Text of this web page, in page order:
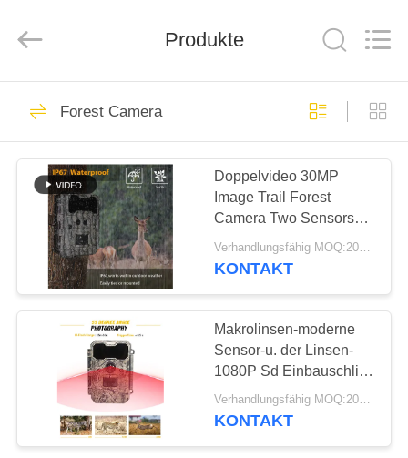
HAUSE
PRODUKTE
VIDEOS
ÜBER
WERKSBESICHTIGUNG
QUALITÄTSKONTROLLE
CO.,LTD.
Reserved.
HD-Jagd-Kameras
199
Infrarotjagdkamera
77
Produkte
Forest Camera
Doppelvideo 30MP
Image Trail Forest
Camera Two Sensors
der linsen-1080P
Verhandlungsfähig MOQ:20pcs
KONTAKT
Makrolinsen-moderne
Sensor-u. der Linsen-
1080P Sd Einbauschlitz-
Spur, die Rotwild-
wasserdichtes Foto-
Verhandlungsfähig MOQ:20pcs
KONTAKT